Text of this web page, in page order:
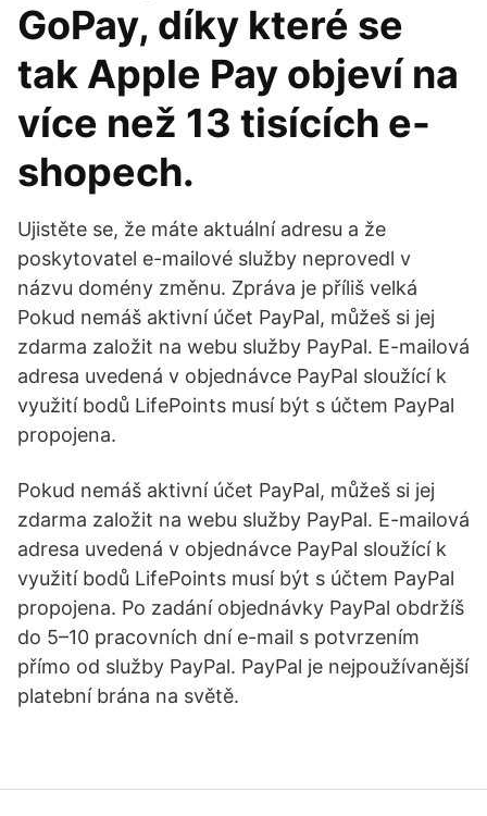
GoPay, díky které se
tak Apple Pay objeví na
více než 13 tisících e-
shopech.
Ujistěte se, že máte aktuální adresu a že
poskytovatel e-mailové služby neprovedl v
názvu domény změnu. Zpráva je příliš velká
Pokud nemáš aktivní účet PayPal, můžeš si jej
zdarma založit na webu služby PayPal. E-mailová
adresa uvedená v objednávce PayPal sloužící k
využití bodů LifePoints musí být s účtem PayPal
propojena.
Pokud nemáš aktivní účet PayPal, můžeš si jej
zdarma založit na webu služby PayPal. E-mailová
adresa uvedená v objednávce PayPal sloužící k
využití bodů LifePoints musí být s účtem PayPal
propojena. Po zadání objednávky PayPal obdržíš
do 5–10 pracovních dní e-mail s potvrzením
přímo od služby PayPal. PayPal je nejpoužívanější
platební brána na světě.